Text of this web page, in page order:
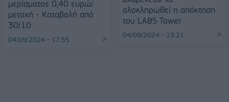
μερίσματος 0,40 ευρώ/
μετοχή - Καταβολή από
30/10
04/09/2024 - 17:55
ολοκληρωθεί η απόκτηση
του LABS Tower
04/09/2024 - 19:21